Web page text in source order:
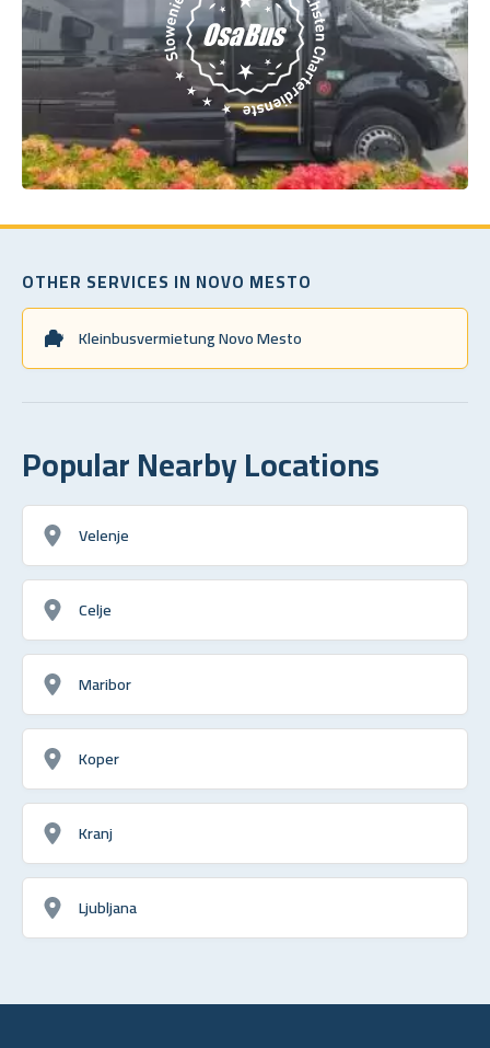
OTHER SERVICES IN NOVO MESTO
Kleinbusvermietung Novo Mesto
Popular Nearby Locations
Velenje
Celje
Maribor
Koper
Kranj
Ljubljana